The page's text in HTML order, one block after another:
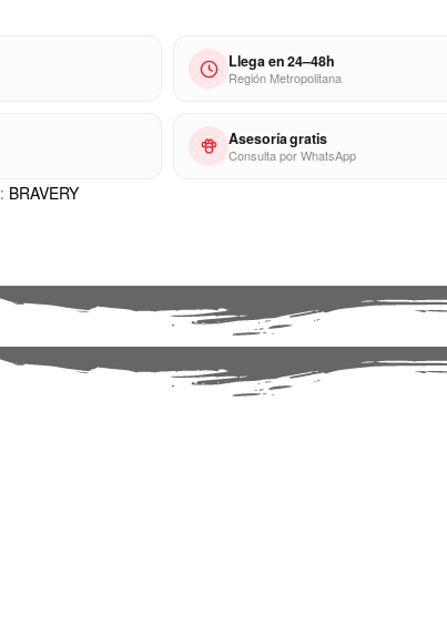
Llega en 24–48h
Región Metropolitana
Asesoría gratis
Consulta por WhatsApp
BRAVERY